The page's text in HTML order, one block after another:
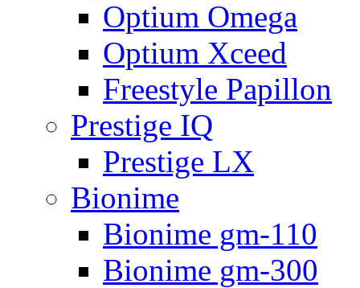
Optium Omega
Optium Xceed
Freestyle Papillon
Prestige IQ
Prestige LX
Bionime
Bionime gm-110
Bionime gm-300